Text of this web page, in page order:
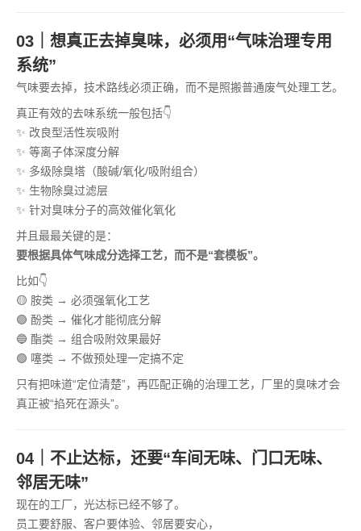
03｜想真正去掉臭味，必须用“气味治理专用
系统”
气味要去掉，技术路线必须正确，而不是照搬普通废气处理工艺。
真正有效的去味系统一般包括👇
✨ 改良型活性炭吸附
✨ 等离子体深度分解
✨ 多级除臭塔（酸碱/氧化/吸附组合）
✨ 生物除臭过滤层
✨ 针对臭味分子的高效催化氧化
并且最最关键的是：
要根据具体气味成分选择工艺，而不是“套模板”。
比如👇
🟡 胺类 → 必须强氧化工艺
🟣 酚类 → 催化才能彻底分解
🔵 酯类 → 组合吸附效果最好
🟢 噻类 → 不做预处理一定搞不定
只有把味道“定位清楚”，再匹配正确的治理工艺，厂里的臭味才会
真正被“掐死在源头”。
04｜不止达标，还要“车间无味、门口无味、
邻居无味”
现在的工厂，光达标已经不够了。
员工要舒服、客户要体验、邻居要安心，